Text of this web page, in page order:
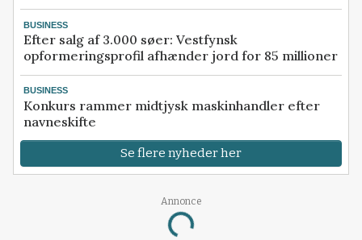
BUSINESS
Efter salg af 3.000 søer: Vestfynsk
opformeringsprofil afhænder jord for 85 millioner
BUSINESS
Konkurs rammer midtjysk maskinhandler efter
navneskifte
Se flere nyheder her
Annonce
Loading...